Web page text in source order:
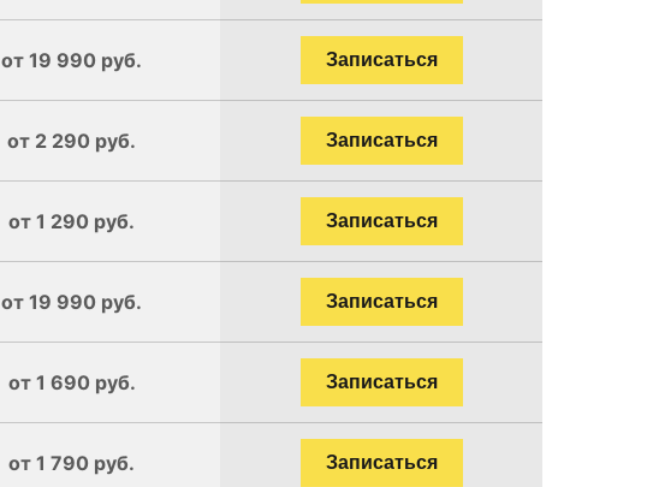
от 19 990 руб. Записаться
от 2 290 руб. Записаться
от 1 290 руб. Записаться
от 19 990 руб. Записаться
от 1 690 руб. Записаться
от 1 790 руб. Записаться